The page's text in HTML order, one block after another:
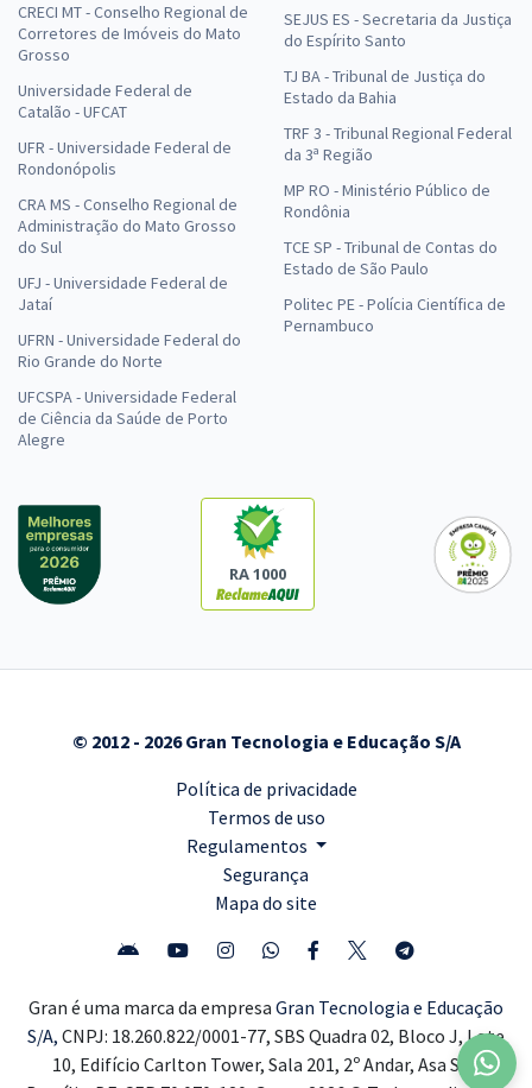
CRECI MT - Conselho Regional de
Corretores de Imóveis do Mato
Grosso
Universidade Federal de
Catalão - UFCAT
UFR - Universidade Federal de
Rondonópolis
CRA MS - Conselho Regional de
Administração do Mato Grosso
do Sul
UFJ - Universidade Federal de
Jataí
UFRN - Universidade Federal do
Rio Grande do Norte
UFCSPA - Universidade Federal
de Ciência da Saúde de Porto
Alegre
SEJUS ES - Secretaria da Justiça
do Espírito Santo
TJ BA - Tribunal de Justiça do
Estado da Bahia
TRF 3 - Tribunal Regional Federal
da 3ª Região
MP RO - Ministério Público de
Rondônia
TCE SP - Tribunal de Contas do
Estado de São Paulo
Politec PE - Polícia Científica de
Pernambuco
RA 1000
© 2012 - 2026 Gran Tecnologia e Educação S/A
Política de privacidade
Termos de uso
Regulamentos
Segurança
Mapa do site
Gran é uma marca da empresa Gran Tecnologia e Educação
S/A, CNPJ: 18.260.822/0001-77, SBS Quadra 02, Bloco J, Lote
10, Edifício Carlton Tower, Sala 201, 2º Andar, Asa Sul,